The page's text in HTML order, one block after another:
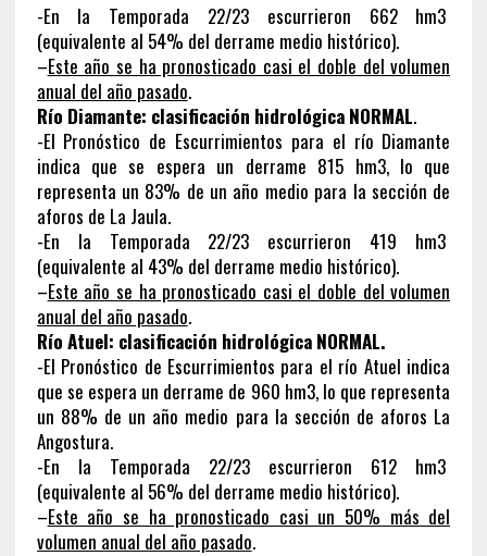
-En la Temporada 22/23 escurrieron 662 hm3
(equivalente al 54% del derrame medio histórico).
–Este año se ha pronosticado casi el doble del volumen
anual del año pasado.
Río Diamante: clasificación hidrológica NORMAL.
-El Pronóstico de Escurrimientos para el río Diamante
indica que se espera un derrame 815 hm3, lo que
representa un 83% de un año medio para la sección de
aforos de La Jaula.
-En la Temporada 22/23 escurrieron 419 hm3
(equivalente al 43% del derrame medio histórico).
–Este año se ha pronosticado casi el doble del volumen
anual del año pasado.
Río Atuel: clasificación hidrológica NORMAL.
-El Pronóstico de Escurrimientos para el río Atuel indica
que se espera un derrame de 960 hm3, lo que representa
un 88% de un año medio para la sección de aforos La
Angostura.
-En la Temporada 22/23 escurrieron 612 hm3
(equivalente al 56% del derrame medio histórico).
–Este año se ha pronosticado casi un 50% más del
volumen anual del año pasado.